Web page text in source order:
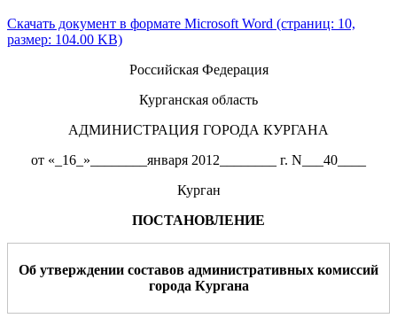
Скачать документ в формате Microsoft Word (страниц: 10,
размер: 104.00 KB)
Российская Федерация
Курганская область
АДМИНИСТРАЦИЯ ГОРОДА КУРГАНА
от «_16_»________января 2012________ г. N___40____
Курган
ПОСТАНОВЛЕНИЕ
Об утверждении составов административных комиссий
города Кургана